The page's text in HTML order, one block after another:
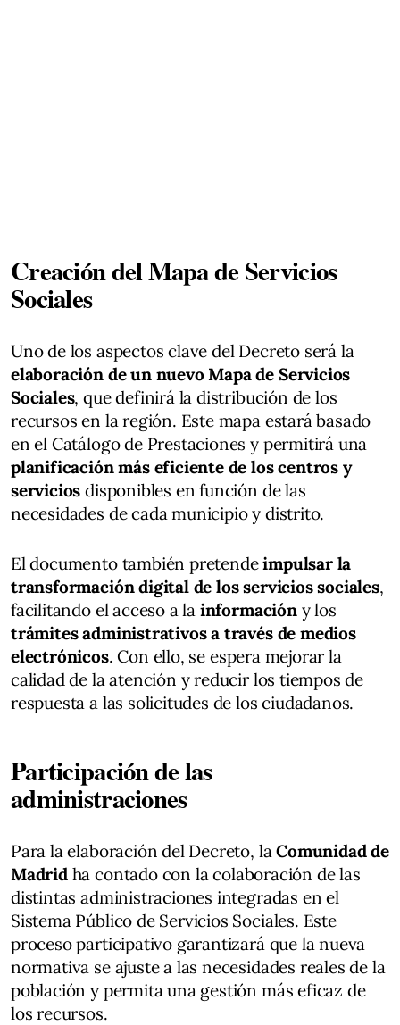
Creación del Mapa de Servicios
Sociales
Uno de los aspectos clave del Decreto será la
elaboración de un nuevo Mapa de Servicios
Sociales, que definirá la distribución de los
recursos en la región. Este mapa estará basado
en el Catálogo de Prestaciones y permitirá una
planificación más eficiente de los centros y
servicios disponibles en función de las
necesidades de cada municipio y distrito.
El documento también pretendeimpulsar la
transformación digital de los servicios sociales,
facilitando el acceso a la informacióny los
trámites administrativos a través de medios
electrónicos. Con ello, se espera mejorar la
calidad de la atención y reducir los tiempos de
respuesta a las solicitudes de los ciudadanos.
Participación de las
administraciones
Para la elaboración del Decreto, laComunidad de
Madridha contado con la colaboración de las
distintas administraciones integradas en el
Sistema Público de Servicios Sociales. Este
proceso participativo garantizará que la nueva
normativa se ajuste a las necesidades reales de la
población y permita una gestión más eficaz de
los recursos.